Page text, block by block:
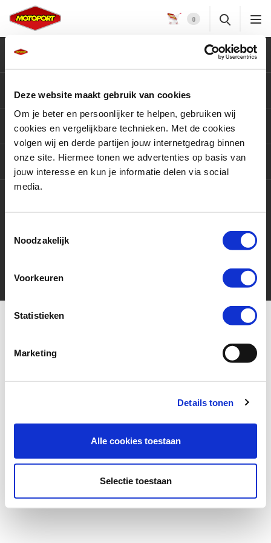
Deze website maakt gebruik van cookies
Om je beter en persoonlijker te helpen, gebruiken wij
cookies en vergelijkbare technieken. Met de cookies
volgen wij en derde partijen jouw internetgedrag binnen
onze site. Hiermee tonen we advertenties op basis van
jouw interesse en kun je informatie delen via social
media.
Noodzakelijk
Voorkeuren
Statistieken
Marketing
Details tonen
Alle cookies toestaan
Selectie toestaan
0
Klantenservice
Motoren
Producten
Services
Contact